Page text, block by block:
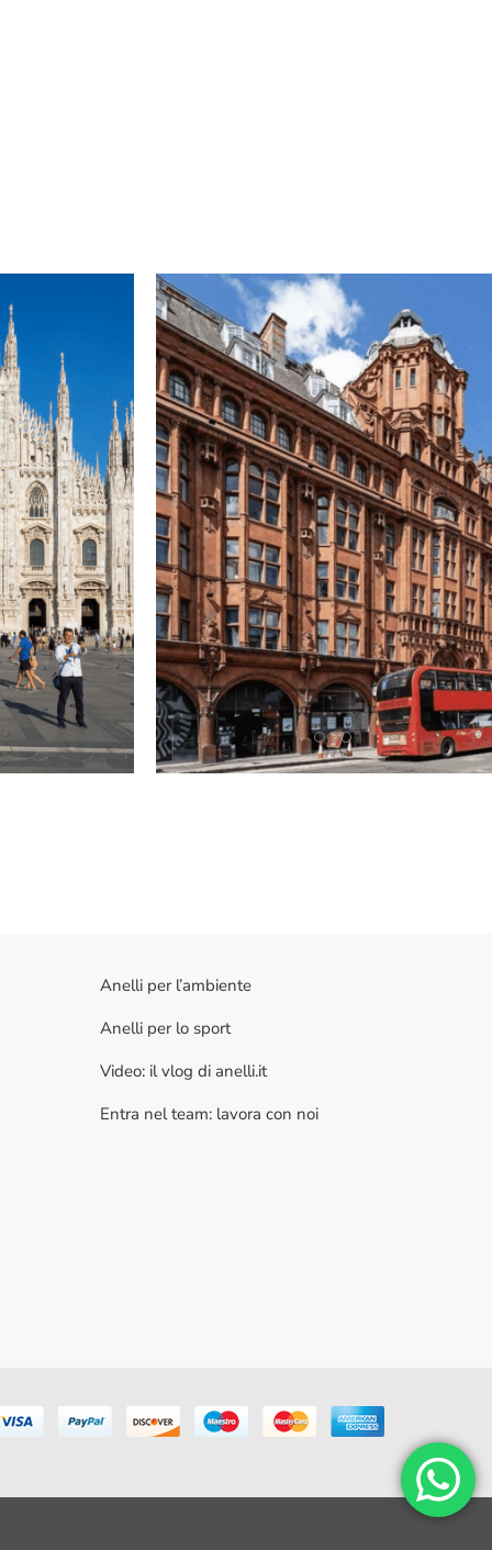
Anelli per l’ambiente
Anelli per lo sport
Video: il vlog di anelli.it
Entra nel team: lavora con noi